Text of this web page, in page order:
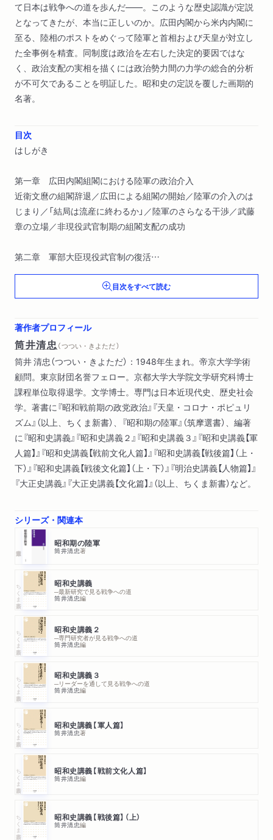
て日本は戦争への道を歩んだ――。このような歴史認識が定説
となってきたが、本当に正しいのか。広田内閣から米内内閣に
至る、陸相のポストをめぐって陸軍と首相および天皇が対立し
た全事例を精査。同制度は政治を左右した決定的要因ではな
く、政治支配の実相を描くには政治勢力間の力学の総合的分析
が不可欠であることを明証した。昭和史の定説を覆した画期的
名著。
目次
はしがき
第一章 広田内閣組閣における陸軍の政治介入
近衛文麿の組閣辞退／広田による組閣の開始／陸軍の介入のは
じまり／「結局は流産に終わるか」／陸軍のさらなる干渉／武藤
章の立場／非現役武官制期の組閣支配の成功
第二章 軍部大臣現役武官制の復活
現役武官制復活の発表／陸相への人事一元化としての現役武官
制／皇道派復活阻止のための現役武官制／小磯内閣組閣時の広
田の「密話」／広田内閣における「三長官会議」の廃止／三長官会
第三章 宇垣内閣の流産――「軍の総意」による「反対」
宇垣の上京と陸軍／中島憲兵司令官の干渉／組閣の開始／「所謂
大権干犯に就て」／陸相三候補者の辞退／小磯朝鮮軍司令官への
依頼／湯浅内大臣の拒絶／組閣本部の怒りと大命拝辞／宇垣組
閣反対の理由／宇垣内閣流産と現役武官制
第四章 林内閣の組閣――梅津次官と石原派中堅幕僚の抗争
林銑十郎と石原派／複雑な構成の組閣本部／組閣本部と寺内陸
相の対立／林と十河の対立／林と石原派の隔離／石原派の追放
／林という人物／梅津美治郎の立場／林内閣組閣における中堅
第五章 第一次近衛内閣における首相指名制陸相の実現――杉
山陸相から板垣陸相へ
近衛の陸相交代願望／杉山辞職工作／板垣陸相就任工作／板垣
陸相決定へ／陸軍最後の抵抗／東条次官就任の動因／近衛の弁
明説流布と陸相交代の意味
第六章 阿部内閣における天皇指名制陸相の登場――畑陸相就
任の衝撃
阿部信行に決まるまで／多田陸相の決定／陸軍中央と関東軍の
対立／東条派の動き／天皇の陸相指名／天皇が「陸軍と衝突する
の虞」／天皇の陸相指名による陸軍三長官会議の圧伏
第七章 米内内閣倒壊――畑陸相辞職と近衛文麿の役割
米内内閣倒壊をめぐる旧来の見方／米内内閣の成立と近衛／近
衛の活動開始／近衛・有馬・木戸の「申合せ」／木戸の内大臣就
任／近衛新党と「バスに乗り遅れるな」／米内の反撃としての原
枢密院議長／ドイツのヨーロッパ制覇と日本の世論／有田放送
問題／武藤軍務局長の見解／近衛の新党放棄／参謀総長から陸
相への「要望書」／陸相の要望と米内の了解／武藤と「倒閣工作」
／米内首相の「硬化」／米内首相の陸相への辞表提出要求／陸相
からの「覚書」と東京裁判の米内／米内内閣倒壊の本質
目次をすべて読む
著作者プロフィール
筒井清忠（ つつい・きよただ ）
筒井 清忠（つつい・きよただ）：1948年生まれ。帝京大学学術
顧問。東京財団名誉フェロー。京都大学大学院文学研究科博士
課程単位取得退学。文学博士。専門は日本近現代史、歴史社会
学。著書に『昭和戦前期の政党政治』『天皇・コロナ・ポピュリ
ズム』（以上、ちくま新書）、『昭和期の陸軍』（筑摩選書）、編著
に『昭和史講義』『昭和史講義２』『昭和史講義３』『昭和史講義【軍
人篇】』『昭和史講義【戦前文化人篇】』『昭和史講義【戦後篇】（上・
下）』『昭和史講義【戦後文化篇】（上・下）』『明治史講義【人物篇】』
『大正史講義』『大正史講義【文化篇】』（以上、ちくま新書）など。
シリーズ・関連本
昭和期の陸軍
筒井清忠著
ちくま新書 昭和史講義
─最新研究で見る戦争への道
筒井清忠編
ちくま新書 昭和史講義２
─専門研究者が見る戦争への道
筒井清忠編
ちくま新書 昭和史講義３
─リーダーを通して見る戦争への道
筒井清忠編
ちくま新書 昭和史講義【軍人篇】
筒井清忠著
ちくま新書 昭和史講義【戦前文化人篇】
筒井清忠編
ちくま新書 昭和史講義【戦後篇】（上）
筒井清忠編